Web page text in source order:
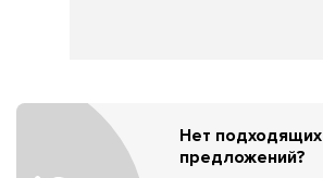
Нет подходящих
предложений?